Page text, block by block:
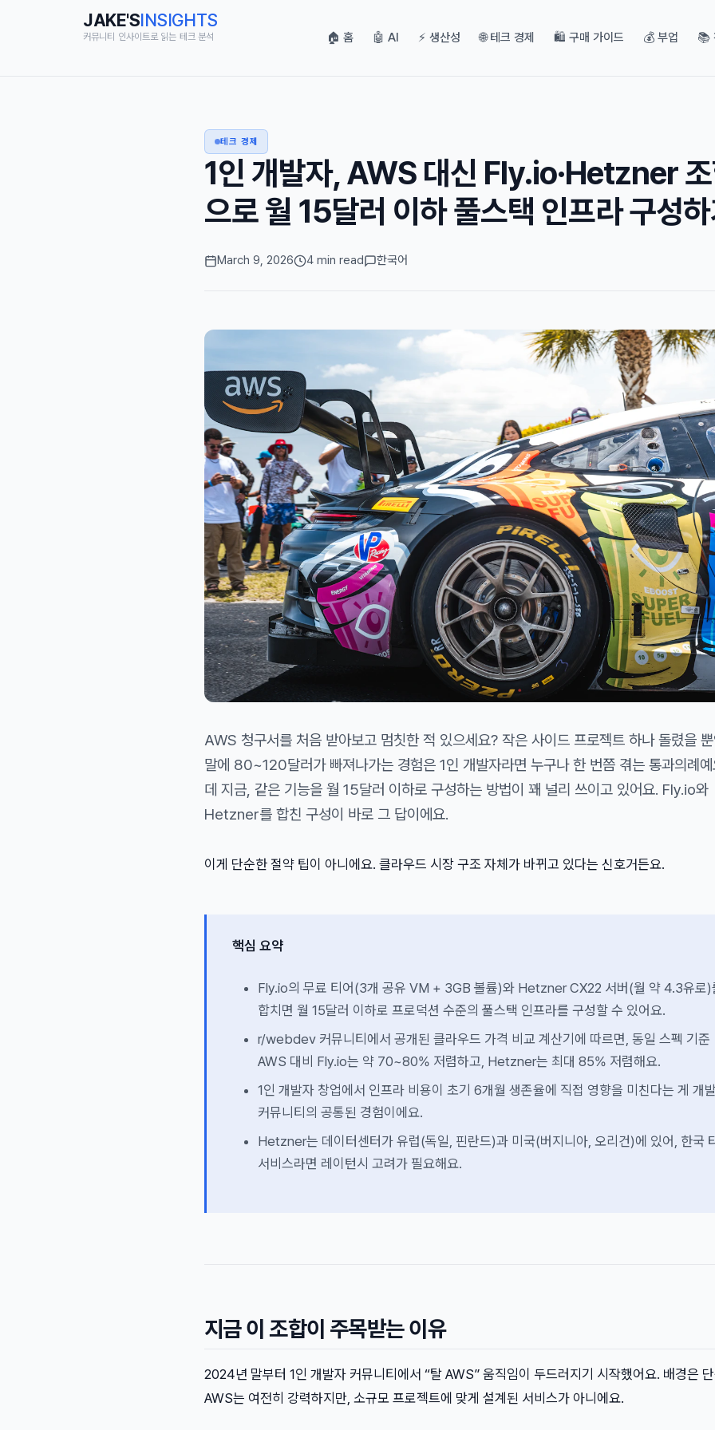
JAKE'SINSIGHTS
커뮤니티 인사이트로 읽는 테크 분석 🏠 홈 🤖 AI ⚡ 생산성 🌐 테크 경제 🛍️ 구매 가이드 💰 부업 📚
테크 경제
1인 개발자, AWS 대신 Fly.io·Hetzner
으로 월 15달러 이하 풀스택 인프라 구성하
March 9, 2026 4 min read 한국어
AWS 청구서를 처음 받아보고 멈칫한 적 있으세요? 작은 사이드 프로젝트 하나 돌렸을
말에 80~120달러가 빠져나가는 경험은 1인 개발자라면 누구나 한 번쯤 겪는 통과의례예
데 지금, 같은 기능을 월 15달러 이하로 구성하는 방법이 꽤 널리 쓰이고 있어요. Fly.io와
Hetzner를 합친 구성이 바로 그 답이에요.
이게 단순한 절약 팁이 아니에요. 클라우드 시장 구조 자체가 바뀌고 있다는 신호거든요.
핵심 요약
Fly.io의 무료 티어(3개 공유 VM + 3GB 볼륨)와 Hetzner CX22 서버(월 약 4.3유로)
합치면 월 15달러 이하로 프로덕션 수준의 풀스택 인프라를 구성할 수 있어요.
r/webdev 커뮤니티에서 공개된 클라우드 가격 비교 계산기에 따르면, 동일 스펙 기준
AWS 대비 Fly.io는 약 70~80% 저렴하고, Hetzner는 최대 85% 저렴해요.
1인 개발자 창업에서 인프라 비용이 초기 6개월 생존율에 직접 영향을 미친다는 게 개
커뮤니티의 공통된 경험이에요.
Hetzner는 데이터센터가 유럽(독일, 핀란드)과 미국(버지니아, 오리건)에 있어, 한국
서비스라면 레이턴시 고려가 필요해요.
지금 이 조합이 주목받는 이유
2024년 말부터 1인 개발자 커뮤니티에서 “탈 AWS” 움직임이 두드러지기 시작했어요. 배경은
AWS는 여전히 강력하지만, 소규모 프로젝트에 맞게 설계된 서비스가 아니에요.